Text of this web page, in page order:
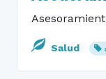
Salud